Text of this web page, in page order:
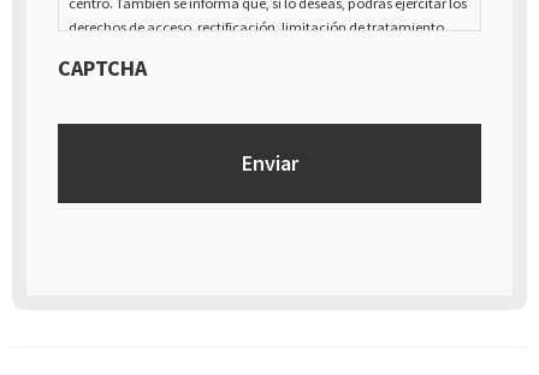
derechos de acceso, rectificación, limitación de tratamiento,
de carácter personal, así como a la retirada del consentimiento
dirigido a la dirección Calle Italia núm. 1 Alfaz del Pí (03580),
CAPTCHA